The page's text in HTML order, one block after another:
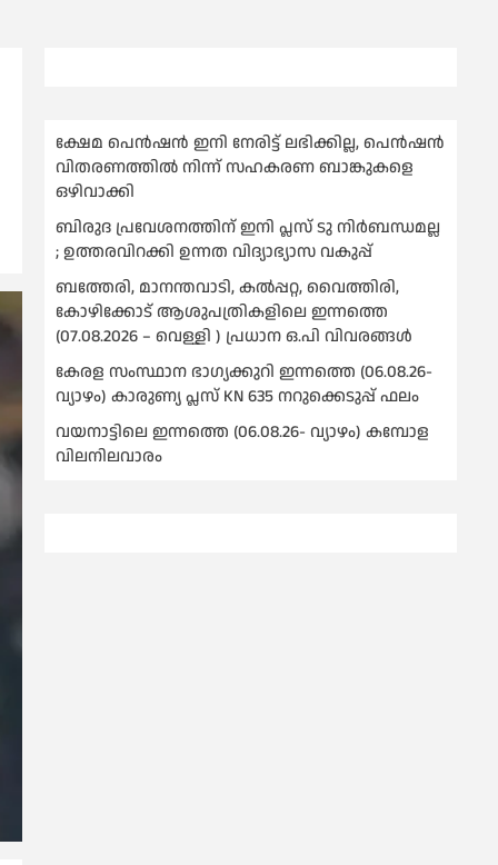
ക്ഷേമ പെൻഷൻ ഇനി നേരിട്ട് ലഭിക്കില്ല, പെൻഷൻ
വിതരണത്തില്‍ നിന്ന് സഹകരണ ബാങ്കുകളെ
ഒഴിവാക്കി
ബിരുദ പ്രവേശനത്തിന് ഇനി പ്ലസ് ടു നിര്‍ബന്ധമല്ല
; ഉത്തരവിറക്കി ഉന്നത വിദ്യാഭ്യാസ വകുപ്പ്
ബത്തേരി, മാനന്തവാടി, കൽപ്പറ്റ, വൈത്തിരി,
കോഴിക്കോട് ആശുപത്രികളിലെ ഇന്നത്തെ
(07.08.2026 – വെള്ളി ) പ്രധാന ഒ.പി വിവരങ്ങൾ
കേരള സംസ്ഥാന ഭാഗ്യക്കുറി ഇന്നത്തെ (06.08.26-
വ്യാഴം) കാരുണ്യ പ്ലസ് KN 635 നറുക്കെടുപ്പ് ഫലം
വയനാട്ടിലെ ഇന്നത്തെ (06.08.26- വ്യാഴം) കമ്പോള
വിലനിലവാരം